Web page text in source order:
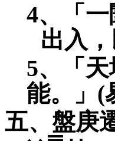
4、「
出入
5、「
能。」 (
五、盤庚